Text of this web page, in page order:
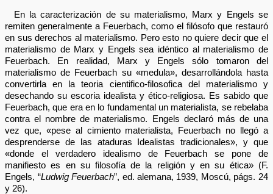
En la caracterización de su materialismo, Marx y Engels se
remiten generalmente a Feuerbach, como el filósofo que restauró
en sus derechos al materialismo. Pero esto no quiere decir que el
materialismo de Marx y Engels sea idéntico al materialismo de
Feuerbach. En realidad, Marx y Engels sólo tomaron del
materialismo de Feuerbach su «medula», desarrollándola hasta
convertirla en la teoria cientifico-filosofica del materialismo y
desechando su escoria idealista y ético-religiosa. Es sabido que
Feuerbach, que era en lo fundamental un materialista, se rebelaba
contra el nombre de materialismo. Engels declaró más de una
vez que, «pese al cimiento materialista, Feuerbach no llegó a
desprenderse de las ataduras Idealistas tradicionales», y que
«donde el verdadero idealismo de Feuerbach se pone de
manifiesto es en su filosofía de la religión y en su ética» (F.
Engels, “Ludwig Feuerbach”, ed. alemana, 1939, Moscú, págs. 24
y 26).